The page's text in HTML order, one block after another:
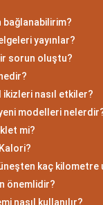
genellikle güçlü
sahiptir.
dikkat
derinlikleri ve
derin
eğilimleri
Kadını
Çekici
bağlanabilirim?
yayınlar?
sorun oluştu?
ikizleri nasıl etkiler?
modelleri
mi?
kaç kilometre
önemlidir?
nasıl kullanılır?